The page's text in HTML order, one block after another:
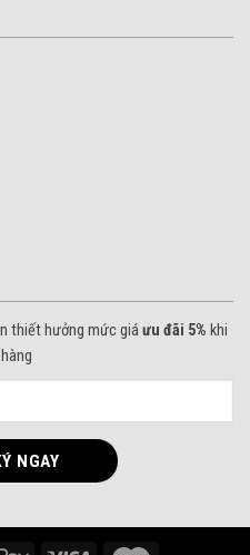
thiết hưởng mức giáưu đãi 5% khi